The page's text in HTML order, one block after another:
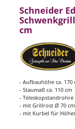
Schneider
cm
- Aufbauhöhe ca. 170
- Staumaß ca. 110 cm
-
- mit Grillrost Ø 70 cm
- mit Kurbel für